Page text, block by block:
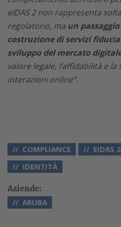
eIDAS 2 non rappresenta
regolatorio, ma un
costruzione di servizi
sviluppo del mercato
valore legale, l’affidabilità e la
interazioni online”.
COMPLIANCE EIDAS 2
IDENTITÀ
Aziende:
ARUBA